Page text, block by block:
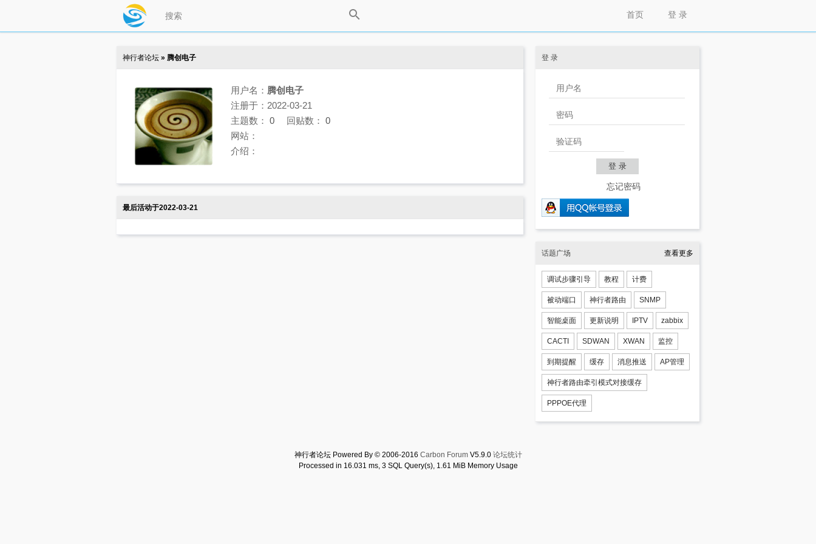
登 录
首页
神行者论坛 » 腾创电子
用户名： 腾创电子
注册于：2022-03-21
主题数： 0 回贴数： 0
网站：
介绍：
最后活动于2022-03-21
登 录
忘记密码
话题广场 查看更多
调试步骤引导 教程 计费
被动端口 神行者路由 SNMP
智能桌面 更新说明 IPTV zabbix
CACTI SDWAN XWAN 监控
到期提醒 缓存 消息推送 AP管理
神行者路由牵引模式对接缓存
PPPOE代理
神行者论坛 Powered By © 2006-2016 Carbon ForumV5.9.0 论坛统计
Processed in 16.031 ms, 3 SQL Query(s), 1.61 MiB Memory Usage